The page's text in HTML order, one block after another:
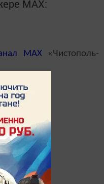
MАХ:
MAX«Чистополь-